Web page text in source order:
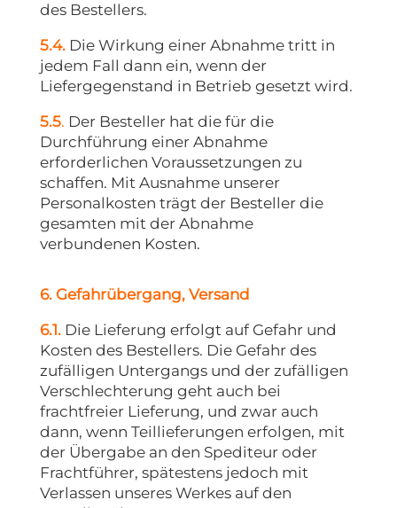
des Bestellers.
5.4.Die Wirkung einer Abnahme tritt in
jedem Fall dann ein, wenn der
Liefergegenstand in Betrieb gesetzt wird.
5.5. Der Besteller hat die für die
Durchführung einer Abnahme
erforderlichen Voraussetzungen zu
schaffen. Mit Ausnahme unserer
Personalkosten trägt der Besteller die
gesamten mit der Abnahme
verbundenen Kosten.
6. Gefahrübergang, Versand
6.1.Die Lieferung erfolgt auf Gefahr und
Kosten des Bestellers. Die Gefahr des
zufälligen Untergangs und der zufälligen
Verschlechterung geht auch bei
frachtfreier Lieferung, und zwar auch
dann, wenn Teillieferungen erfolgen, mit
der Übergabe an den Spediteur oder
Frachtführer, spätestens jedoch mit
Verlassen unseres Werkes auf den